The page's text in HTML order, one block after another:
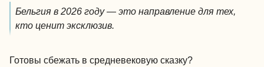
Бельгия в 2026 году — это направление для тех,
кто ценит эксклюзив.
Готовы сбежать в средневековую сказку?